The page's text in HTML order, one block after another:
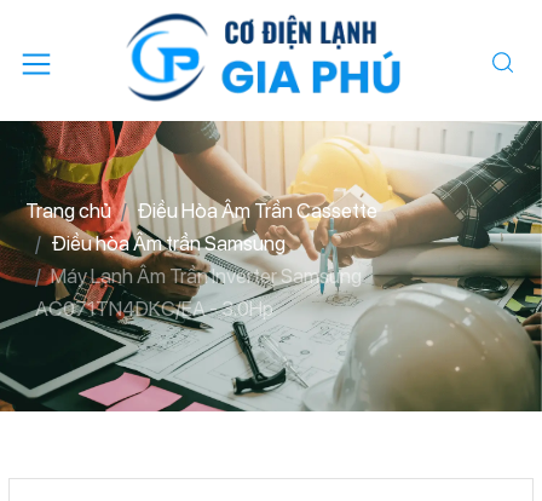
Trang chủ
Điều Hòa Âm Trần Cassette
Điều hòa Âm trần Samsung
Máy Lạnh Âm Trần Inverter Samsung
AC071TN4DKC/EA - 3.0Hp